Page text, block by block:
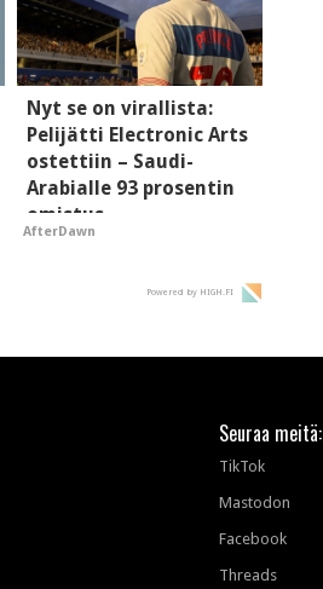
Nyt se on virallista:
Pelijätti Electronic Arts
ostettiin – Saudi-
Arabialle 93 prosentin
omistus
AfterDawn
Powered by HIGH.FI
Seuraa meitä:
TikTok
Mastodon
Facebook
Threads